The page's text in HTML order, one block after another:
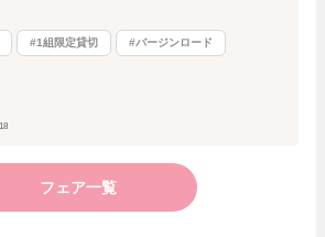
#1組限定貸切 #バージンロード
フェア一覧